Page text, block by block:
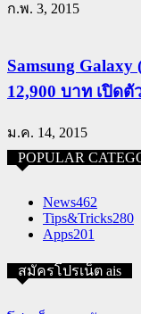
ก.พ. 3, 2015
Samsung
12,900 บาท เปิด
ม.ค. 14, 2015
POPULAR
News462
Tips&Tricks280
Apps201
สมัครโปรเน็ต ais